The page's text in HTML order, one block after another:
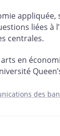
liées à
centrales.
en
des